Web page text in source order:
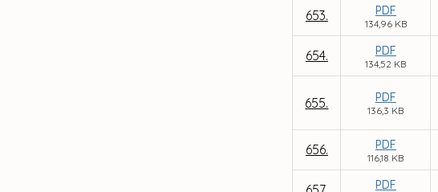
653. PDF
134,96 KB
654. PDF
134,52 KB
655. PDF
136,3 KB
656. PDF
116,18 KB
PDF